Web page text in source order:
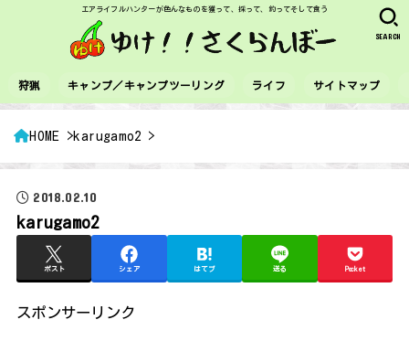
エアライフルハンターが色んなものを獲って、採って、釣ってそして食う
狩猟 キャンプ／キャンプツーリング ライフ サイトマップ
SEARCH
HOME karugamo2
2018.02.10
karugamo2
ポスト シェア はてブ 送る Pocket
スポンサーリンク